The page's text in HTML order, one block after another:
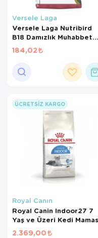
Versele Laga
Versele Laga Nutribird
B18 Damızlık Muhabbet
Kuşları Ve Mini Paraketler
İçin Meyveli Pelet Yem
(500 GR BÖLÜNMÜŞ)
184,02
ÜCRETSIZ KARGO
Royal Canın
Royal Canin Indoor27 7
Yaş ve Üzeri Kedi Maması
3,5 Kg
2.369,00